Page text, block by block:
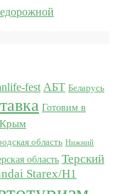
fest АБТ Беларусь
Готовим в
Крым
область Нижний
область Терский
Starex/H1